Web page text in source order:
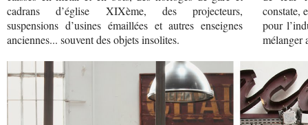
cadrans d’église XIXème, des projecteurs,
suspensions d’usines émaillées et autres enseignes
anciennes... souvent des objets insolites.
constate,
pour
mélanger